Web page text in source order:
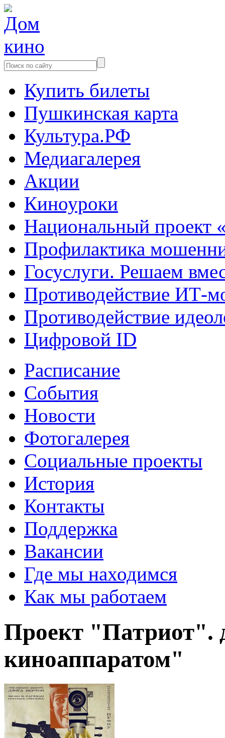
Купить билеты
Пушкинская карта
Культура.РФ
Медиагалерея
Акции
Киноуроки
Национальный проект
Профилактика
Госуслуги. Решаем
Противодействие ИТ-
Противодействие
Цифровой ID
Расписание
События
Новости
Фотогалерея
Социальные проекты
История
Контакты
Поддержка
Вакансии
Где мы находимся
Как мы работаем
Проект "Патриот".
киноаппаратом"